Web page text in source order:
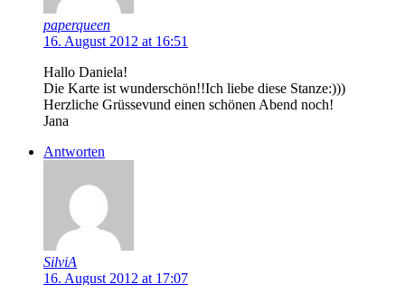
paperqueen
16. August 2012 at 16:51
Hallo Daniela!
Die Karte ist wunderschön!!Ich liebe diese Stanze:)))
Herzliche Grüssevund einen schönen Abend noch!
Jana
Antworten
SilviA
16. August 2012 at 17:07